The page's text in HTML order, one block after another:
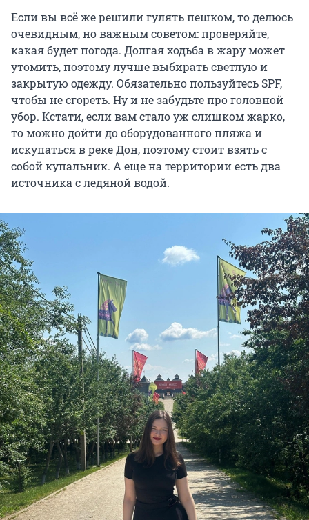
Если вы всё же решили гулять пешком, то делюсь
очевидным, но важным советом: проверяйте,
какая будет погода. Долгая ходьба в жару может
утомить, поэтому лучше выбирать светлую и
закрытую одежду. Обязательно пользуйтесь SPF,
чтобы не сгореть. Ну и не забудьте про головной
убор. Кстати, если вам стало уж слишком жарко,
то можно дойти до оборудованного пляжа и
искупаться в реке Дон, поэтому стоит взять с
собой купальник. А еще на территории есть два
источника с ледяной водой.